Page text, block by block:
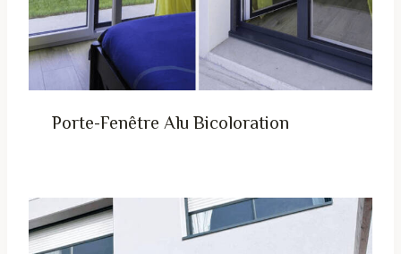
Porte-Fenêtre Alu Bicoloration